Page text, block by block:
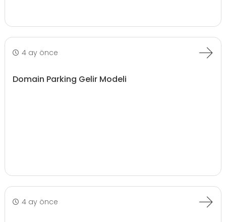
4 ay önce
Domain Parking Gelir Modeli
4 ay önce